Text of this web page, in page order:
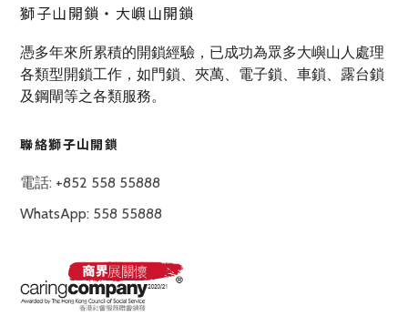
獅子山開鎖‧大嶼山開鎖
憑多年來所累積的開鎖經驗，已成功為眾多大嶼山人處理
各類型開鎖工作，如門鎖、夾萬、電子鎖、車鎖、露台鎖
及鋼閘等之各類服務。
聯絡獅子山開鎖
電話: +852 558 55888
WhatsApp: 558 55888